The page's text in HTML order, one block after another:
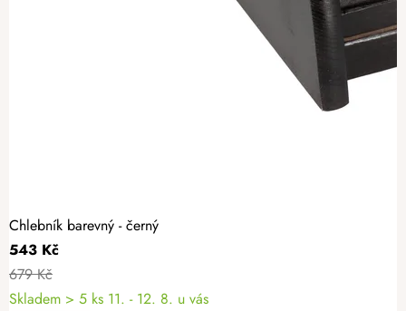
Chlebník barevný - černý
543 Kč
679 Kč
Skladem > 5 ks 11. - 12. 8. u vás